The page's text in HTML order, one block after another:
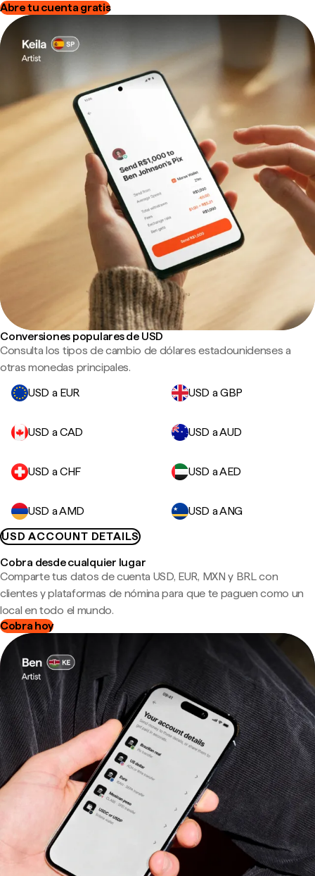
Abre tu cuenta gratis
Conversiones populares de USD
Consulta los tipos de cambio de dólares estadounidenses a
otras monedas principales.
USD a EUR
USD a GBP
USD a CAD USD a AUD
USD a CHF USD a AED
USD a AMD
USD a ANG
USD ACCOUNT DETAILS
Cobra desde cualquier lugar
Comparte tus datos de cuenta USD, EUR, MXN y BRL con
clientes y plataformas de nómina para que te paguen como un
local en todo el mundo.
Cobra hoy